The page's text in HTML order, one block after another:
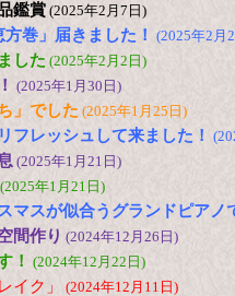
鑑賞 (2025年2月7日)
巻」届きました！ (2025年2月
した (2025年2月2日)
(2025年1月30日)
」でした (2025年1月25日)
フレッシュして来ました！
(2025年1月21日)
年1月21日)
マスが似合うグランドピアノ
間作り (2024年12月26日)
！ (2024年12月22日)
イク」 (2024年12月11日)